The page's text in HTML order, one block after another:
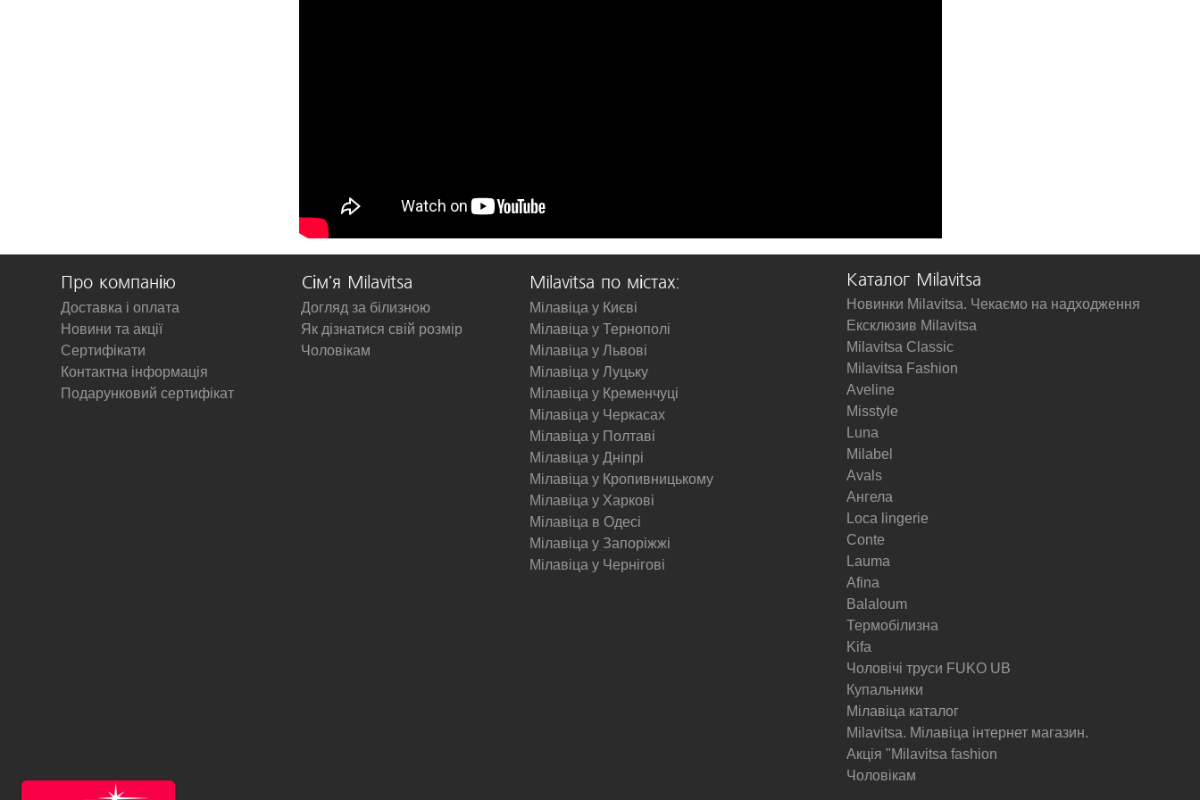
Про компанію
Доставка і оплата
Новини та акції
Сертифікати
Контактна інформація
Подарунковий сертифікат
Сім'я Milavitsa
Догляд за білизною
Як дізнатися свій розмір
Чоловікам
Milavitsa по містах:
Мілавіца у Києві
Мілавіца у Тернополі
Мілавіца у Львові
Мілавіца у Луцьку
Мілавіца у Кременчуці
Мілавіца у Черкасах
Мілавіца у Полтаві
Мілавіца у Дніпрі
Мілавіца у Кропивницькому
Мілавіца у Харкові
Мілавіца в Одесі
Мілавіца у Запоріжжі
Мілавіца у Чернігові
Каталог Milavitsa
Новинки Milavitsa. Чекаємо на надходження
Ексклюзив Milavitsa
Milavitsa Classic
Milavitsa Fashion
Aveline
Misstyle
Luna
Milabel
Avals
Ангела
Loca lingerie
Conte
Lauma
Afina
Balaloum
Термобілизна
Kifa
Чоловічі труси FUKO UB
Купальники
Мілавіца каталог
Milavitsa. Мілавіца інтернет магазин.
Акція "Milavitsa fashion
Чоловікам